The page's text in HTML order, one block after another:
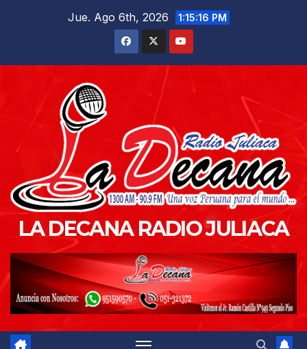
Jue. Ago 6th, 2026 1:15:17 PM
LA DECANA RADIO JULIACA